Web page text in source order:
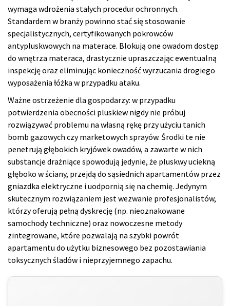
wymaga wdrożenia stałych procedur ochronnych.
Standardem w branży powinno stać się stosowanie
specjalistycznych, certyfikowanych pokrowców
antypluskwowych na materace. Blokują one owadom dostęp
do wnętrza materaca, drastycznie upraszczając ewentualną
inspekcję oraz eliminując konieczność wyrzucania drogiego
wyposażenia łóżka w przypadku ataku.
Ważne ostrzeżenie dla gospodarzy: w przypadku
potwierdzenia obecności pluskiew nigdy nie próbuj
rozwiązywać problemu na własną rękę przy użyciu tanich
bomb gazowych czy marketowych sprayów. Środki te nie
penetrują głębokich kryjówek owadów, a zawarte w nich
substancje drażniące spowodują jedynie, że pluskwy uciekną
głęboko w ściany, przejdą do sąsiednich apartamentów przez
gniazdka elektryczne i uodpornią się na chemię. Jedynym
skutecznym rozwiązaniem jest wezwanie profesjonalistów,
którzy oferują pełną dyskrecję (np. nieoznakowane
samochody techniczne) oraz nowoczesne metody
zintegrowane, które pozwalają na szybki powrót
apartamentu do użytku biznesowego bez pozostawiania
toksycznych śladów i nieprzyjemnego zapachu.